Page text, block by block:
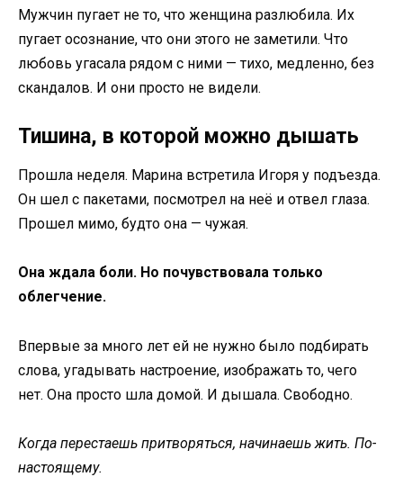
Мужчин пугает не то, что женщина разлюбила. Их
пугает осознание, что они этого не заметили. Что
любовь угасала рядом с ними — тихо, медленно, без
скандалов. И они просто не видели.
Тишина, в которой можно дышать
Прошла неделя. Марина встретила Игоря у подъезда.
Он шел с пакетами, посмотрел на неё и отвел глаза.
Прошел мимо, будто она — чужая.
Она ждала боли. Но почувствовала только
облегчение.
Впервые за много лет ей не нужно было подбирать
слова, угадывать настроение, изображать то, чего
нет. Она просто шла домой. И дышала. Свободно.
Когда перестаешь притворяться, начинаешь жить. По-
настоящему.